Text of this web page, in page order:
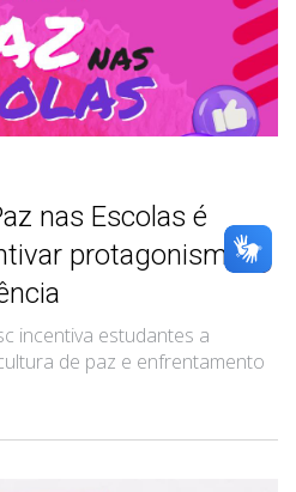
nas Escolas é
protagonismo
incentiva estudantes a
de paz e enfrentamento